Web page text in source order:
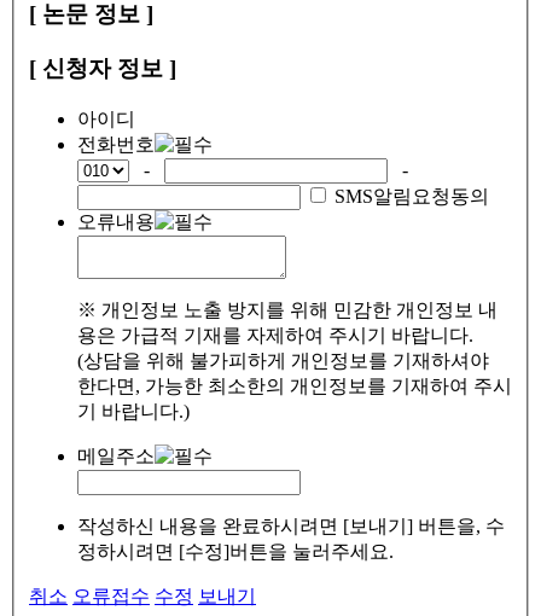
[ 논문 정보 ]
[ 신청자 정보 ]
아이디
전화번호
-
-
SMS알림요청동의
오류내용
※ 개인정보 노출 방지를 위해 민감한 개인정보 내
용은 가급적 기재를 자제하여 주시기 바랍니다.
(상담을 위해 불가피하게 개인정보를 기재하셔야
한다면, 가능한 최소한의 개인정보를 기재하여 주시
기 바랍니다.)
메일주소
작성하신 내용을 완료하시려면 [보내기] 버튼을, 수
정하시려면 [수정]버튼을 눌러주세요.
취소 오류접수 수정 보내기